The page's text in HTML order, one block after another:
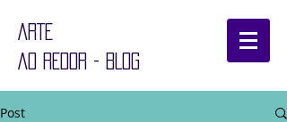
ARTE
AO REDOR - BLOG
Post